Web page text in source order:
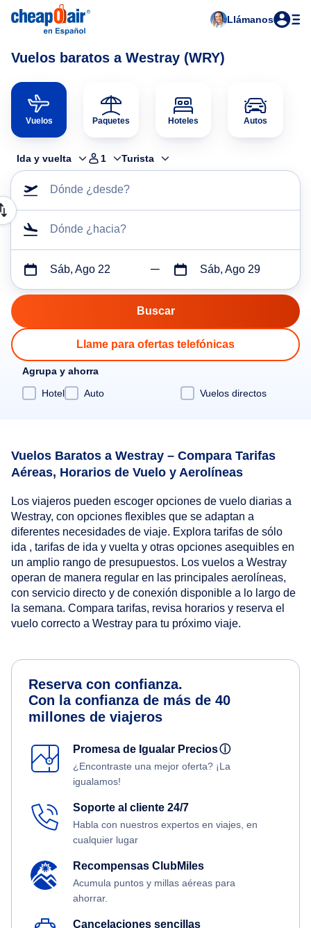
Llámanos
Vuelos baratos a Westray (WRY)
Vuelos Paquetes Hoteles Autos
Ida y vuelta 1 Turista
Dónde ¿desde?
Dónde ¿hacia?
Sáb, Ago 22 Sáb, Ago 29
Llame para ofertas telefónicas
Agrupa y ahorra
Hotel
Auto Vuelos directos
Vuelos Baratos a Westray – Compara Tarifas
Aéreas, Horarios de Vuelo y Aerolíneas
Los viajeros pueden escoger opciones de vuelo diarias a
Westray, con opciones flexibles que se adaptan a
diferentes necesidades de viaje. Explora tarifas de sólo
ida , tarifas de ida y vuelta y otras opciones asequibles en
un amplio rango de presupuestos. Los vuelos a Westray
operan de manera regular en las principales aerolíneas,
con servicio directo y de conexión disponible a lo largo de
la semana. Compara tarifas, revisa horarios y reserva el
vuelo correcto a Westray para tu próximo viaje.
Reserva con confianza.
Con la confianza de más de 40
millones de viajeros
Promesa de Igualar Preciosⓘ
¿Encontraste una mejor oferta? ¡La
igualamos!
Soporte al cliente 24/7
Habla con nuestros expertos en viajes, en
cualquier lugar
Recompensas ClubMiles
Acumula puntos y millas aéreas para
ahorrar.
Cancelaciones sencillas